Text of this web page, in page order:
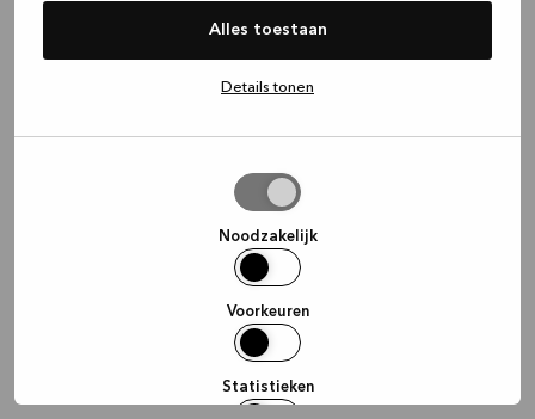
Alles toestaan
Details tonen
Noodzakelijk
Voorkeuren
Statistieken